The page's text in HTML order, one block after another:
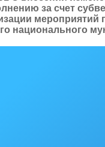
за счет
национального